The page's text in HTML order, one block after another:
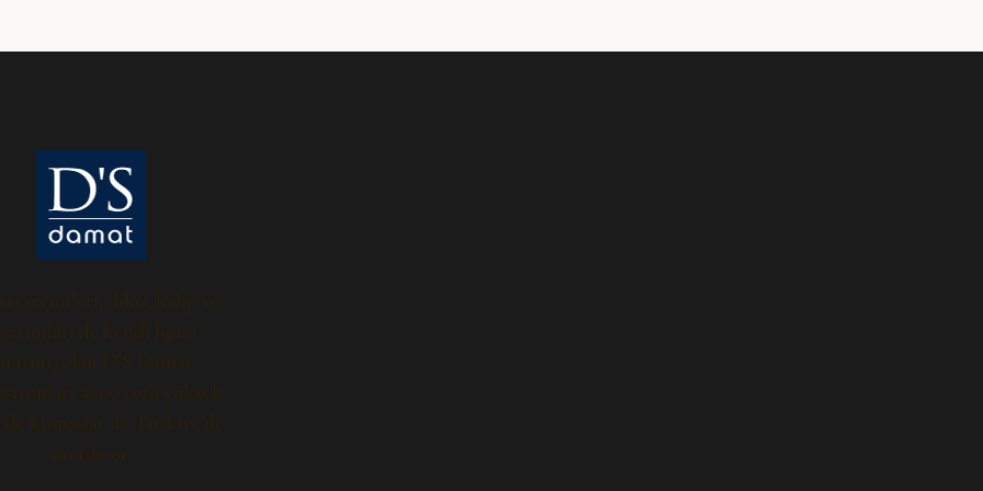
seçimleri, dikiş, kalıp ve
ile kendi ligini
olan D’S Damat
%100 yerli yüksek
kumaşlar ile Türkiye’de
üretiliyor.